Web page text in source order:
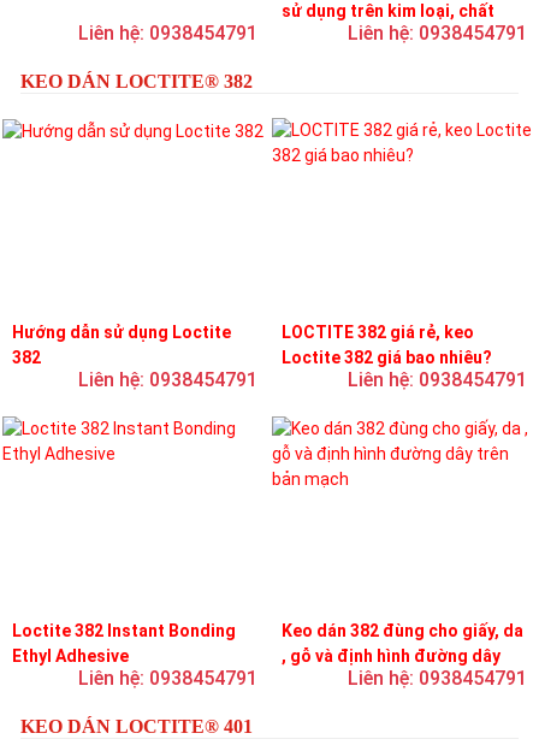
Liên hệ: 0938454791
sử dụng trên kim loại, chất
đàn hồi và nhựaLiên hệ: 0938454791
KEO DÁN LOCTITE® 382
Hướng dẫn sử dụng Loctite
382
Liên hệ: 0938454791
LOCTITE 382 giá rẻ, keo
Loctite 382 giá bao nhiêu?
Liên hệ: 0938454791
Loctite 382 Instant Bonding
Ethyl Adhesive
Liên hệ: 0938454791
Keo dán 382 đùng cho giấy, da
, gỗ và định hình đường dây
trên bản mạchLiên hệ: 0938454791
KEO DÁN LOCTITE® 401